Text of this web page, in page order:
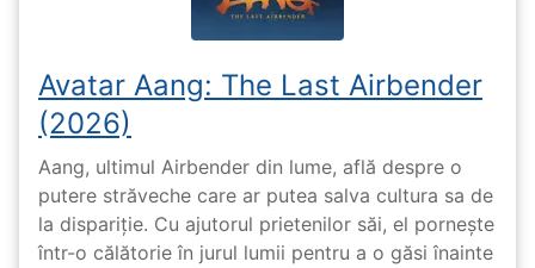
Avatar Aang: The Last Airbender
(2026)
Aang, ultimul Airbender din lume, află despre o
putere străveche care ar putea salva cultura sa de
la dispariție. Cu ajutorul prietenilor săi, el pornește
într-o călătorie în jurul lumii pentru a o găsi înainte